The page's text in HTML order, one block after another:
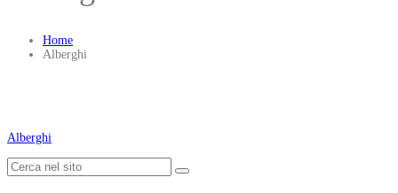
Home
Alberghi
Alberghi